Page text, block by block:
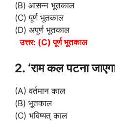
(B) आसन्न भूतकाल
(C) पूर्ण भूतकाल
(D) अपूर्ण भूतकाल
उत्तर: (C) पूर्ण भूतकाल
2. ‘राम कल पटना
(A) वर्तमान काल
(B) भूतकाल
(C) भविष्यत् काल